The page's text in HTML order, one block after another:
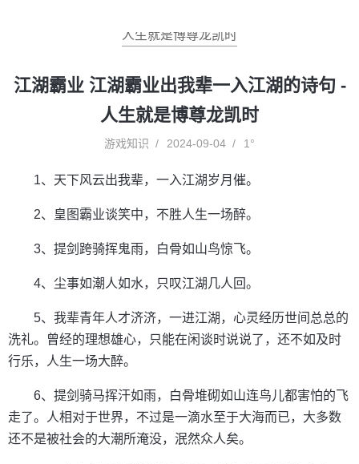
人生就是博尊龙凯时
江湖霸业 江湖霸业出我辈一入江湖的诗句 -
人生就是博尊龙凯时
游戏知识 2024-09-04 1°
1、天下风云出我辈，一入江湖岁月催。
2、皇图霸业谈笑中，不胜人生一场醉。
3、提剑跨骑挥鬼雨，白骨如山鸟惊飞。
4、尘事如潮人如水，只叹江湖几人回。
5、我辈青年人才济济，一进江湖，心灵经历世间总总的
洗礼。曾经的理想雄心，只能在闲谈时说说了，还不如及时
行乐，人生一场大醉。
6、提剑骑马挥汗如雨，白骨堆砌如山连鸟儿都害怕的飞
走了。人相对于世界，不过是一滴水至于大海而已，大多数
还不是被社会的大潮所淹没，泯然众人矣。